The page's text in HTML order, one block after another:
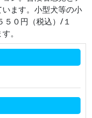
ます。小型犬等の小
５０円（税込）/１
。